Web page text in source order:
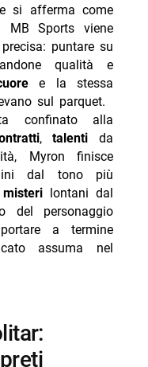
si afferma come
MB Sports viene
puntare su
qualità e
e la stessa
sul parquet.
confinato alla
,talenti da
Myron finisce
dal tono più
misterilontani dal
del personaggio
a termine
assuma nel